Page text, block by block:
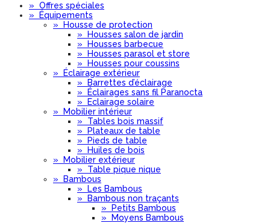
» Offres spéciales
»
Équipements
»
Housse de protection
»
Housses salon de jardin
»
Housses barbecue
»
Housses parasol et store
»
Housses pour coussins
»
Éclairage extérieur
»
Barrettes d’éclairage
»
Éclairages sans fil Paranocta
»
Eclairage solaire
»
Mobilier intérieur
» Tables bois massif
»
Plateaux de table
»
Pieds de table
»
Huiles de bois
»
Mobilier extérieur
» Table pique nique
»
Bambous
»
Les Bambous
»
Bambous non traçants
»
Petits Bambous
»
Moyens Bambous